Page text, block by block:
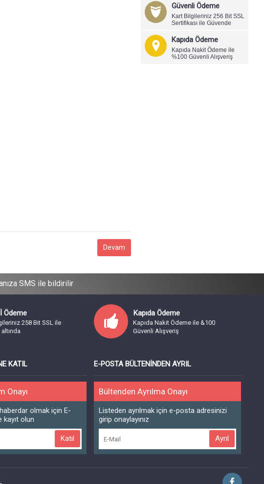
Güvenli Ödeme
Kart Bilgileriniz 256 Bit SSL
Sertifikası ile Güvende
Kapıda Ödeme
Kapıda Nakit Ödeme ile
%100 Güvenli Alışveriş
Devam
SMS ile bildirilir
Ödeme
258 Bit SSL ile
Kapıda Ödeme
Kapıda Nakit Ödeme ile &100
Güvenli Alışveriş
KATIL
Onayı
olmak için E-
olun
Katıl
E-POSTA BÜLTENINDEN AYRIL
Bültenden Ayrılma Onayı
Listeden ayrılmak için e-posta adresinizi
girip onaylayınız
Ayrıl